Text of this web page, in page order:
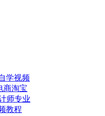
学视频
商淘宝
师专业
教程